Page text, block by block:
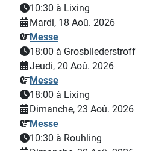
10:30 à Lixing
Mardi, 18 Aoû. 2026
Messe
18:00 à Grosbliederstroff
Jeudi, 20 Aoû. 2026
Messe
18:00 à Lixing
Dimanche, 23 Aoû. 2026
Messe
10:30 à Rouhling